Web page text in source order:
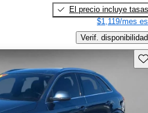
El precio incluye tasas
$1,119/mes
Verif. disponibilidad